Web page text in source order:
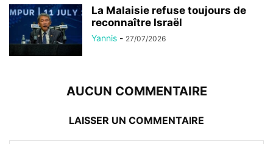
La Malaisie refuse toujours de
reconnaître Israël
Yannis - 27/07/2026
AUCUN COMMENTAIRE
LAISSER UN COMMENTAIRE